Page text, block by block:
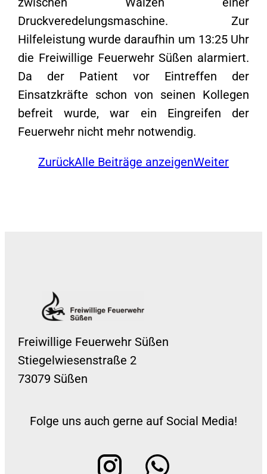
Druckveredelungsmaschine. Zur
Hilfeleistung wurde daraufhin um 13:25 Uhr
die Freiwillige Feuerwehr Süßen alarmiert.
Da der Patient vor Eintreffen der
Einsatzkräfte schon von seinen Kollegen
befreit wurde, war ein Eingreifen der
Feuerwehr nicht mehr notwendig.
ZurückAlle Beiträge anzeigenWeiter
Freiwillige Feuerwehr Süßen
Stiegelwiesenstraße 2
73079 Süßen
Folge uns auch gerne auf Social Media!